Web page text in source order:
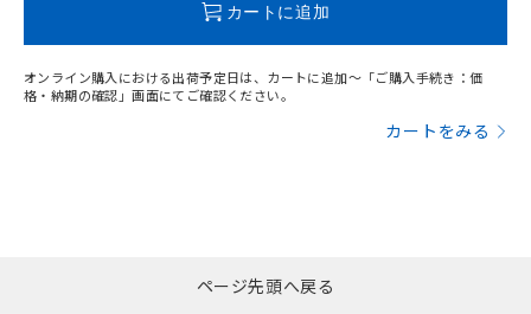
カートに追加
オンライン購入における出荷予定日は、カートに追加～「ご購入手続き：価
格・納期の確認」画面にてご確認ください。
カートをみる
ページ先頭へ戻る